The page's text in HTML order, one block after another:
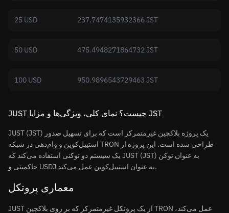
25 USD 237.7474135932366 JST
50 USD 475.4948271864732 JST
100 USD 950.9896543729463 JST
‏JUST چیست؟ نمای کلی، ویژگی‌ها و مزایا JST
JUST (JST) یک پروژه بلاکچین غیرمتمرکز است که برای تسهیل صدور
استیبل‌کوین و وام‌دهی در شبکه TRON طراحی شده است. این پروژه از
یک سیستم دو توکنی استفاده می‌کند که JUST (JST) به عنوان توکن
حاکمیتی و USDJ به عنوان استیبل‌کوین عمل می‌کند.
معماری پروتکل
JUST از یک پروتکل غیرمتمرکز که بر روی بلاکچین TRON عمل می‌کند،